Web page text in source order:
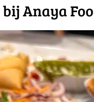
Anaya